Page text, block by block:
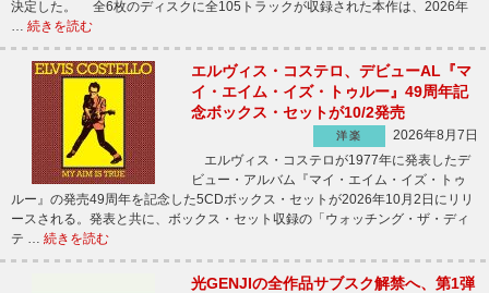
決定した。 全6枚のディスクに全105トラックが収録された本作は、2026年
… 続きを読む
エルヴィス・コステロ、デビューAL『マ
イ・エイム・イズ・トゥルー』49周年記
念ボックス・セットが10/2発売
洋楽
2026年8月7日
エルヴィス・コステロが1977年に発表したデ
ビュー・アルバム『マイ・エイム・イズ・トゥ
ルー』の発売49周年を記念した5CDボックス・セットが2026年10月2日にリリ
ースされる。発表と共に、ボックス・セット収録の「ウォッチング・ザ・ディ
テ … 続きを読む
光GENJIの全作品サブスク解禁へ、第1弾